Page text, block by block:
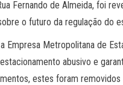
Fernando de Almeida, foi
o futuro da regulação do
Empresa Metropolitana de
abusivo e
estes foram